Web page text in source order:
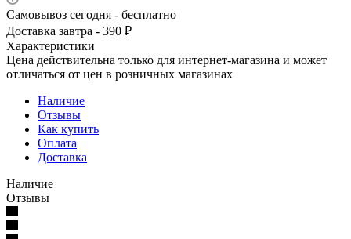
Самовывоз сегодня - бесплатно
Доставка завтра - 390 ₽
Характеристики
Цена действительна только для интернет-магазина и может
отличаться от цен в розничных магазинах
Наличие
Отзывы
Как купить
Оплата
Доставка
Наличие
Отзывы